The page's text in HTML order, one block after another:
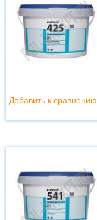
Добавить к сравнению